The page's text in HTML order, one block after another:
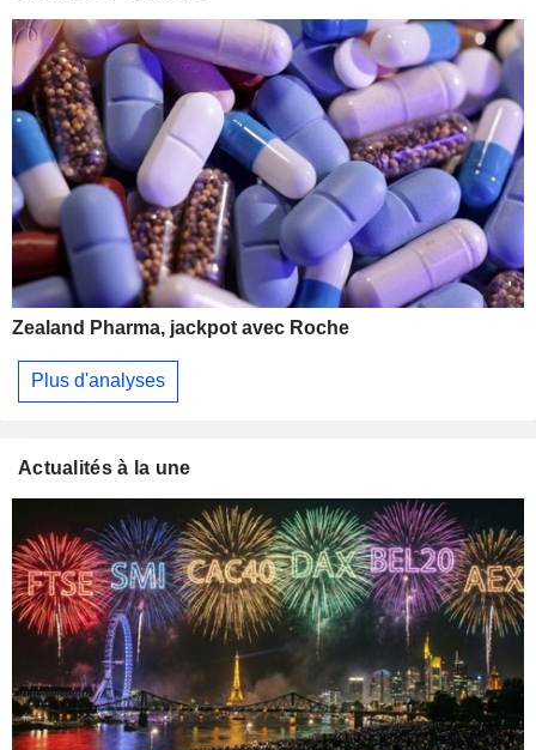
Zealand Pharma, jackpot avec Roche
Plus d'analyses
Actualités à la une